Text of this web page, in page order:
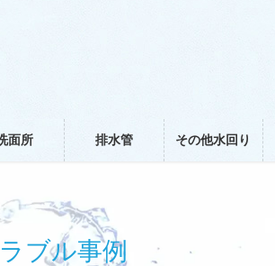
面所 排水管 その他水回り
ブル事例